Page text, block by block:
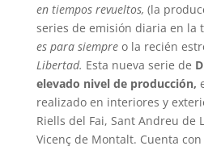
en tiempos revueltos, (la
series de emisión diaria en la
es para siempreo la recién
Libertad. Esta nueva serie de
elevado nivel de producción,
realizado en interiores y
Riells del Fai, Sant Andreu de
Vicenç de Montalt. Cuenta